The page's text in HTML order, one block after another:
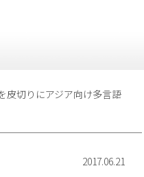
皮切りにアジア向け多言語
2017.06.21